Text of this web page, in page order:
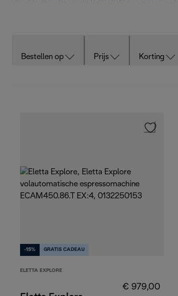
Bestellen op Prijs Korting
-15% GRATIS CADEAU
ELETTA EXPLORE
€ 979,00